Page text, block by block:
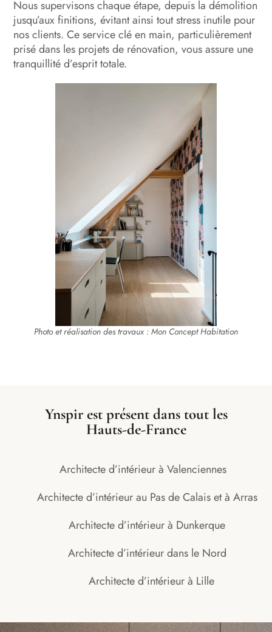
Photo et réalisation des travaux : Mon Concept Habitation
Nous supervisons chaque étape, depuis la démolition
jusqu’aux finitions, évitant ainsi tout stress inutile pour
nos clients. Ce service clé en main, particulièrement
prisé dans les projets de rénovation, vous assure une
tranquillité d’esprit totale.
Ynspir est présent dans tout les
Hauts-de-France
Architecte d’intérieur à Valenciennes
Architecte d’intérieur au Pas de Calais et à Arras
Architecte d’intérieur à Dunkerque
Architecte d’intérieur dans le Nord
Architecte d’intérieur à Lille